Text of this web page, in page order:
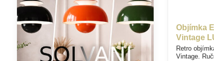
Objímka
Vintage
Retro
Vintage.